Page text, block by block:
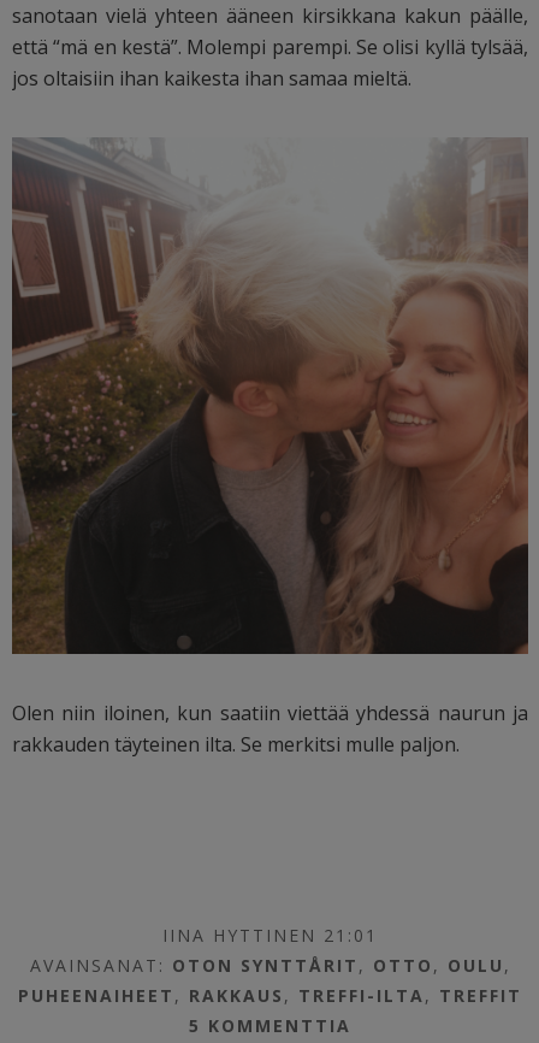
sanotaan vielä yhteen ääneen kirsikkana kakun päälle,
että “mä en kestä”. Molempi parempi. Se olisi kyllä tylsää,
jos oltaisiin ihan kaikesta ihan samaa mieltä.
Olen niin iloinen, kun saatiin viettää yhdessä naurun ja
rakkauden täyteinen ilta. Se merkitsi mulle paljon.
IINA HYTTINEN 21:01
AVAINSANAT: OTON SYNTTÅRIT , OTTO , OULU ,
PUHEENAIHEET , RAKKAUS , TREFFI-ILTA, TREFFIT
5 KOMMENTTIA